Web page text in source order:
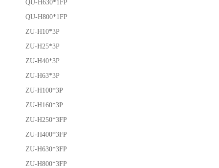
QU-H630*1FP
QU-H800*1FP
ZU-H10*3P
ZU-H25*3P
ZU-H40*3P
ZU-H63*3P
ZU-H100*3P
ZU-H160*3P
ZU-H250*3FP
ZU-H400*3FP
ZU-H630*3FP
ZU-H800*3FP